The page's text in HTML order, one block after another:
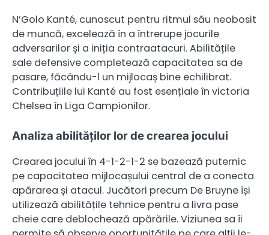
N’Golo Kanté, cunoscut pentru ritmul său neobosit
de muncă, excelează în a întrerupe jocurile
adversarilor și a iniția contraatacuri. Abilitățile
sale defensive completează capacitatea sa de
pasare, făcându-l un mijlocaș bine echilibrat.
Contribuțiile lui Kanté au fost esențiale în victoria
Chelsea în Liga Campionilor.
Analiza abilităților lor de crearea jocului
Crearea jocului în 4-1-2-1-2 se bazează puternic
pe capacitatea mijlocașului central de a conecta
apărarea și atacul. Jucători precum De Bruyne își
utilizează abilitățile tehnice pentru a livra pase
cheie care deblochează apărările. Viziunea sa îi